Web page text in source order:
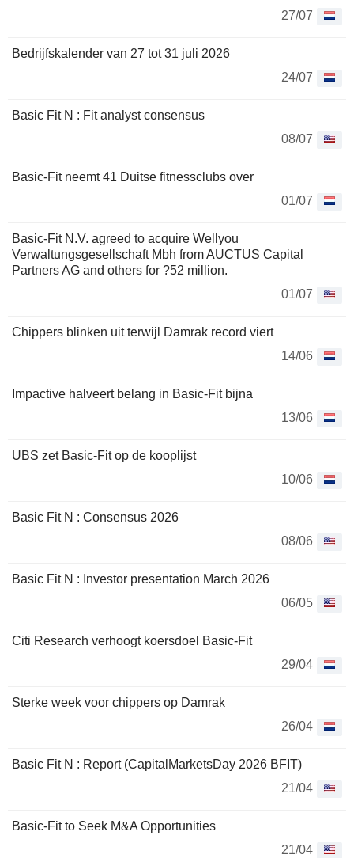
27/07
Bedrijfskalender van 27 tot 31 juli 2026
24/07
Basic Fit N : Fit analyst consensus
08/07
Basic-Fit neemt 41 Duitse fitnessclubs over
01/07
Basic-Fit N.V. agreed to acquire Wellyou
Verwaltungsgesellschaft Mbh from AUCTUS Capital
Partners AG and others for ?52 million.
01/07
Chippers blinken uit terwijl Damrak record viert
14/06
Impactive halveert belang in Basic-Fit bijna
13/06
UBS zet Basic-Fit op de kooplijst
10/06
Basic Fit N : Consensus 2026
08/06
Basic Fit N : Investor presentation March 2026
06/05
Citi Research verhoogt koersdoel Basic-Fit
29/04
Sterke week voor chippers op Damrak
26/04
Basic Fit N : Report (CapitalMarketsDay 2026 BFIT)
21/04
Basic-Fit to Seek M&A Opportunities
21/04